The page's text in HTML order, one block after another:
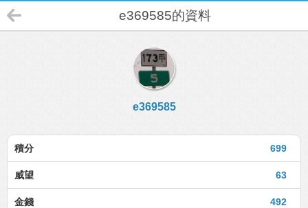
e369585的資料
e369585
699
積分
63
威望
492
金錢